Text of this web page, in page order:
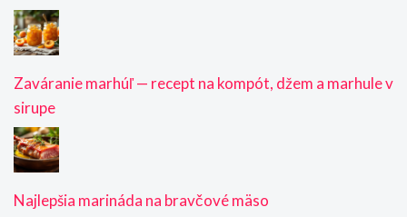
Zaváranie marhúľ — recept na kompót, džem a marhule v
sirupe
Najlepšia marináda na bravčové mäso